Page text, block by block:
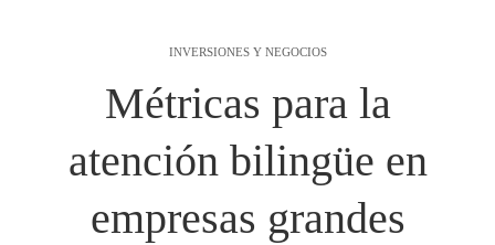
INVERSIONES Y NEGOCIOS
Métricas para la
atención bilingüe en
empresas grandes